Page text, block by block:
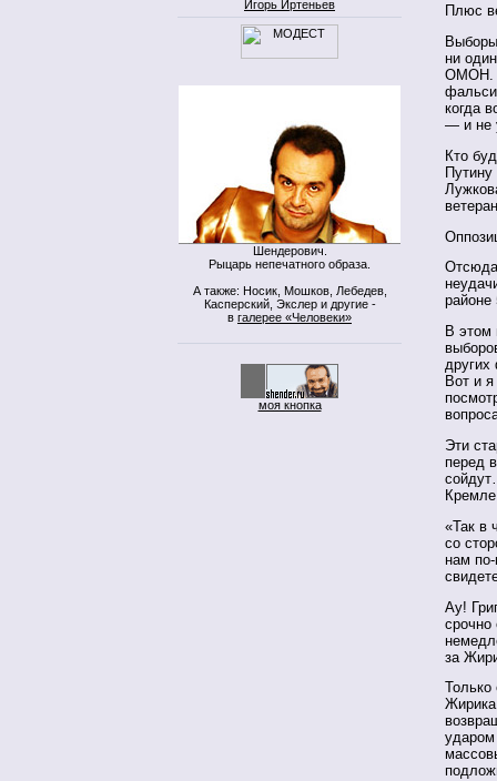
Игорь Иртеньев
Шендерович.
Рыцарь непечатного образа.
А также: Носик, Мошков, Лебедев,
Касперский, Экслер и другие -
в галерее «Человеки»
моя кнопка
Плюс
ни
ОМОН. И
когда
— и не
Кто
В этом
Вот и
Эти
перед
«Так в
со
нам
Ау!
срочно
за
Только
Жирика